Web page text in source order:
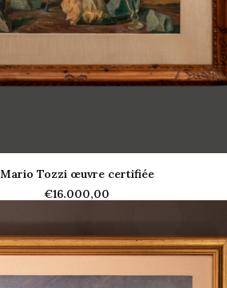
Mario Tozzi œuvre certifiée
€16.000,00